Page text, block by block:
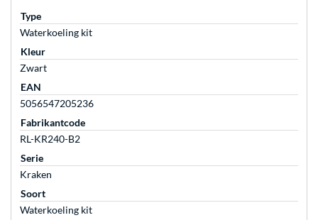
Type
Waterkoeling kit
Kleur
Zwart
EAN
5056547205236
Fabrikantcode
RL-KR240-B2
Serie
Kraken
Soort
Waterkoeling kit